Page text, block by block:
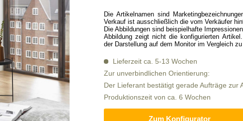
Die Artikelnamen sind
Verkauf ist ausschließlich die vom Verkäufer
Die Abbildungen sind beispielhafte
Abbildung zeigt nicht die konfigurierten
der Darstellung auf dem Monitor im Vergleich
Lieferzeit ca. 5-13 Wochen
Zur unverbindlichen Orientierung:
Der Lieferant bestätigt gerade Aufträge zur
Produktionszeit von ca. 6 Wochen
Zum Konfigurator